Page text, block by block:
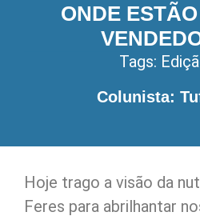
ONDE
Tags:
Colunista:
Hoje trago a visão da
Feres para abrilhantar